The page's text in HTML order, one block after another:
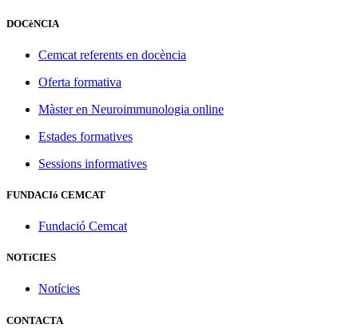
DOCèNCIA
Cemcat referents en docència
Oferta formativa
Màster en Neuroimmunologia online
Estades formatives
Sessions informatives
FUNDACIó CEMCAT
Fundació Cemcat
NOTíCIES
Notícies
CONTACTA